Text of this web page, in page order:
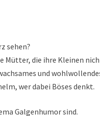
sehen?
Mütter, die ihre Kleinen
und
wer dabei Böses denkt.
Galgenhumor sind.